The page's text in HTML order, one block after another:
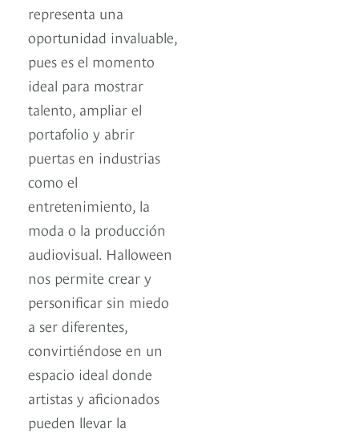
representa una
oportunidad invaluable,
pues es el momento
ideal para mostrar
talento, ampliar el
portafolio y abrir
puertas en industrias
como el
entretenimiento, la
moda o la producción
audiovisual. Halloween
nos permite crear y
personificar sin miedo
a ser diferentes,
convirtiéndose en un
espacio ideal donde
artistas y aficionados
pueden llevar la